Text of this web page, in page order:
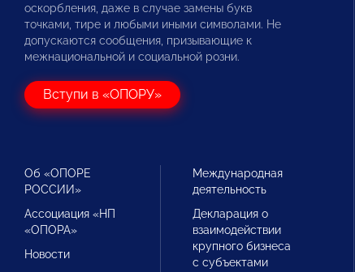
оскорбления, даже в случае замены букв
точками, тире и любыми иными символами. Не
допускаются сообщения, призывающие к
межнациональной и социальной розни.
Вступи в «ОПОРУ»
Об «ОПОРЕ
РОССИИ»
Ассоциация «НП
«ОПОРА»
Новости
Международная
деятельность
Декларация о
взаимодействии
крупного бизнеса
с субъектами